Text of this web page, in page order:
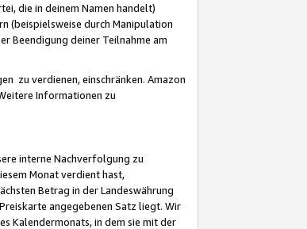
die in deinem Namen handelt)
(beispielsweise durch Manipulation
Beendigung deiner Teilnahme am
zu verdienen, einschränken. Amazon
Informationen zu
interne Nachverfolgung zu
Monat verdient hast,
Betrag in der Landeswährung
angegebenen Satz liegt. Wir
Kalendermonats, in dem sie mit der